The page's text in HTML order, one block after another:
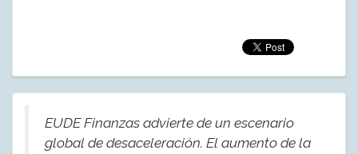
EUDE Finanzas advierte de un escenario
global de desaceleración. El aumento de la